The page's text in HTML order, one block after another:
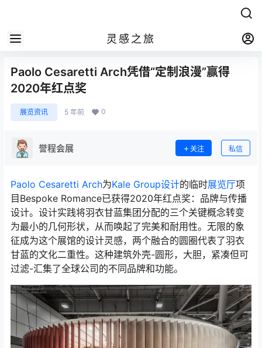
灵感之旅
Paolo Cesaretti Arch凭借“定制浪漫”赢得
2020年红点奖
展览资讯 5 年前 0
誉程会展 关注 私信
Paolo Cesaretti Arch为Kale Group设计的临时展览厅项
目Bespoke Romance已获得2020年红点奖：品牌与传播
设计。设计实践将羽衣甘蓝集团分配的三个关键概念转变
为最小的几何形状，从而唤起了完美和耐用性。无限的象
征成为这个展馆的设计灵感，两个融合的圆圈代表了羽衣
甘蓝的文化二重性。这种建筑外壳-圆形，大胆，紧凑但可
过滤-汇集了全球公司的不同品牌和功能。